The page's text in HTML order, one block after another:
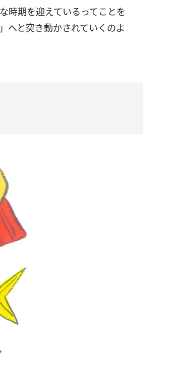
時期を迎えているってことを
と突き動かされていくのよ